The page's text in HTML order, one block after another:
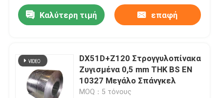
Καλύτερη τιμή επαφή
DX51D+Z120 Στρογγυλοπίνακα
Ζυγισμένα 0,5 mm THK BS EN
10327 Μεγάλο Σπάνγκελ
MOQ：5 τόνους